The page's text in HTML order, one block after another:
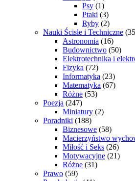
Psy (1)
Ptaki (3)
Ryby (2)
Nauki Ścisłe i Techniczne
Astronomia (16)
Budownictwo (50)
Elektrotechnika i
Fizyka (72)
Informatyka (23)
Matematyka (67)
Różne (53)
Poezja (247)
Miniatury (2)
Poradniki (188)
Biznesowe (58)
Macierzyństwo
Miłość i Seks (26)
Motywacyjne (21)
Różne (31)
Prawo (59)